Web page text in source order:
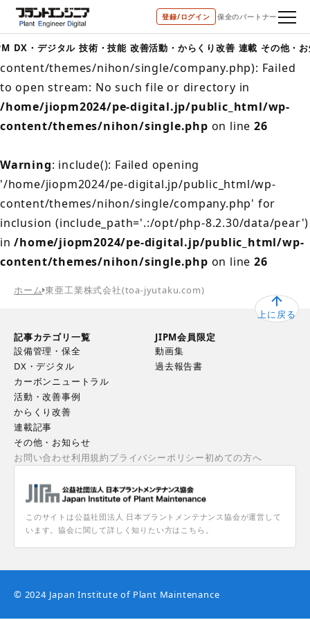
登録/ログイン 保全のパートナー
DX・デジタル 技術・技能 改善活動・からくり改善 連載 その他・
Warning: include(/home/jiopm2024/pe-
digital.jp/public_html/wp-
content/themes/nihon/single/company.php): Failed
to open stream: No such file or directory in
/home/jiopm2024/pe-digital.jp/public_html/wp-
content/themes/nihon/single.php on line26
Warning: include(): Failed opening
'/home/jiopm2024/pe-digital.jp/public_html/wp-
content/themes/nihon/single/company.php' for
inclusion (include_path='.:/opt/php-8.2.30/data/pear')
in/home/jiopm2024/pe-digital.jp/public_html/wp-
content/themes/nihon/single.php on line26
ホーム 東亜工業株式会社(toa-jyutaku.com)
上に戻る
このサイトは公益社団法人 日本プラントメンテナンス協会が運営して
います。協会に関して詳しく知りたい方はこちら。
記事カテゴリ一覧
設備管理・保全
DX・デジタル
カーボンニュートラル
活動・改善事例
からくり改善
連載記事
その他・お知らせ
JIPM会員限定
動画集
過去報告書
お問い合わせ利用規約プライバシーポリシー初めての方へ
© 2024 Japan Institute of Plant Maintenance